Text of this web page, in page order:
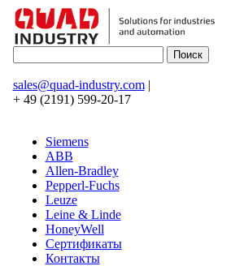
sales@quad-industry.com|
+ 49 (2191) 599-20-17
Siemens
ABB
Allen-Bradley
Pepperl-Fuchs
Leuze
Leine & Linde
HoneyWell
Сертификаты
Контакты